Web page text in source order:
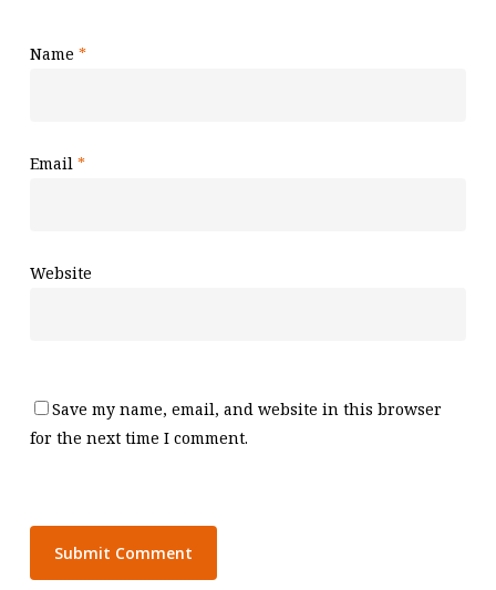
Name *
Email *
Website
Save my name, email, and website in this browser
for the next time I comment.